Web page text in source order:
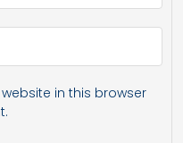
in this browser